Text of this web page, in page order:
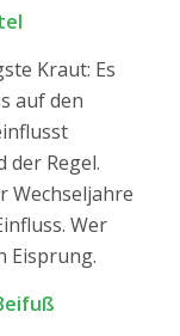
Kraut: Es
auf den
der Regel.
Wechseljahre
Wer
Eisprung.